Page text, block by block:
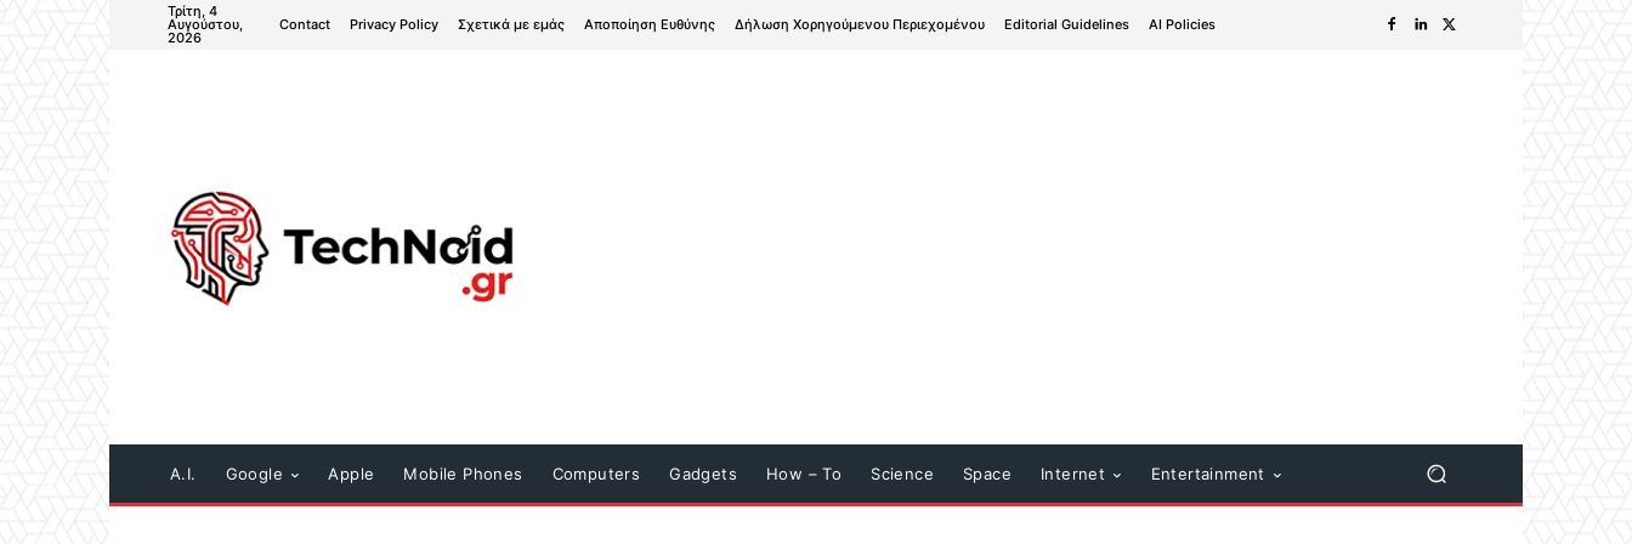
Τρίτη, 4
Αυγούστου,
2026
Contact Privacy Policy Σχετικά με εμάς Αποποίηση Ευθύνης Δήλωση Χορηγούμενου Περιεχομένου Editorial Guidelines AI Policies
A.I. Google Apple Mobile Phones Computers Gadgets How – To Science Space Internet Entertainment